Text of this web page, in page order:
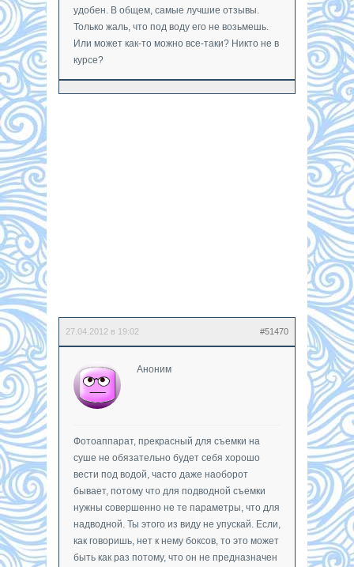
удобен. В общем, самые лучшие отзывы.
Только жаль, что под воду его не возьмешь.
Или может как-то можно все-таки? Никто не в
курсе?
27.04.2012 в 19:02 #51470
Аноним
Фотоаппарат, прекрасный для съемки на
суше не обязательно будет себя хорошо
вести под водой, часто даже наоборот
бывает, потому что для подводной съемки
нужны совершенно не те параметры, что для
надводной. Ты этого из виду не упускай. Если,
как говоришь, нет к нему боксов, то это может
быть как раз потому, что он не предназначен